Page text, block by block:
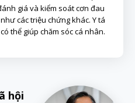
giá và kiểm soát cơn đau
các triệu chứng khác. Y tá
thể giúp chăm sóc cá nhân.
hội